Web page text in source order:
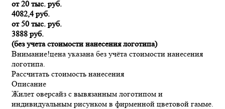
от 20 тыс. руб.
4082,4 руб.
от 50 тыс. руб.
3888 руб.
(без учета стоимости нанесения логотипа)
Внимание!цена указана без учёта стоимости нанесения
логотипа.
Рассчитать стоимость нанесения
Описание
Жилет оверсайз с вывязанным логотипом и
индивидуальным рисунком в фирменной цветовой гамме.